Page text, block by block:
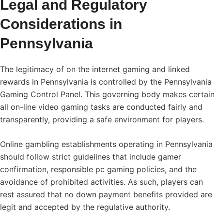
Legal and Regulatory
Considerations in
Pennsylvania
The legitimacy of on the internet gaming and linked
rewards in Pennsylvania is controlled by the Pennsylvania
Gaming Control Panel. This governing body makes certain
all on-line video gaming tasks are conducted fairly and
transparently, providing a safe environment for players.
Online gambling establishments operating in Pennsylvania
should follow strict guidelines that include gamer
confirmation, responsible pc gaming policies, and the
avoidance of prohibited activities. As such, players can
rest assured that no down payment benefits provided are
legit and accepted by the regulative authority.